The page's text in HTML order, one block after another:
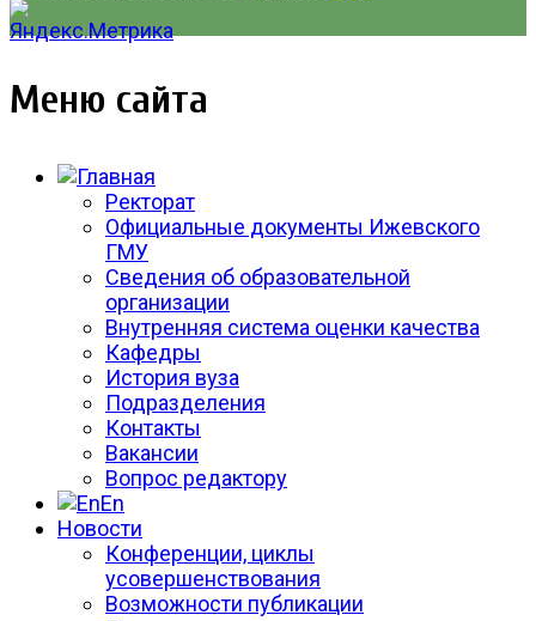
Меню сайта
Ректорат
Официальные документы Ижевского
ГМУ
Сведения об образовательной
организации
Внутренняя система оценки качества
Кафедры
История вуза
Подразделения
Контакты
Вакансии
Вопрос редактору
En
Новости
Конференции, циклы
усовершенствования
Возможности публикации